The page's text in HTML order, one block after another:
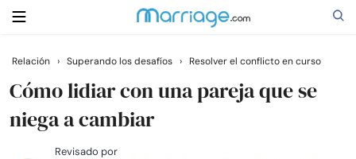
Buscar
Casarse
Relación › Superando los desafíos › Resolver el conflicto en curso
Cómo lidiar con una pareja que se
niega a cambiar
Revisado por